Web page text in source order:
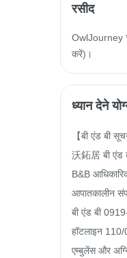
रसीद
OwlJourney
करें)।
ध्यान देने
【बी एंड बी
沃鉐居 बी एंड
B&B
आपातकालीन
बी एंड बी
हॉटलाइन 110/
एम्बुलेंस और